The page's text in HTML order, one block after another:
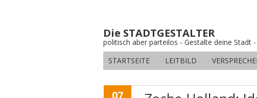
Die STADTGESTALTER
politisch aber parteilos - Gestalte deine Stadt
STARTSEITE
LEITBILD
07